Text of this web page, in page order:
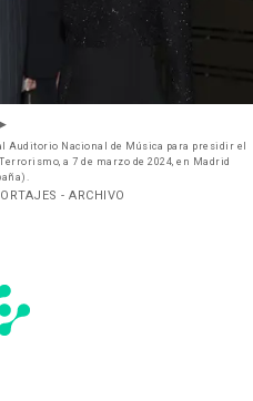
Auditorio Nacional de Música para presidir el
a 7 de marzo de 2024, en Madrid
- ARCHIVO